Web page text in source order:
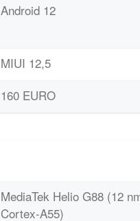
Android 12
MIUI 12,5
160 EURO
MediaTek Helio G88 (12
Cortex-A55)